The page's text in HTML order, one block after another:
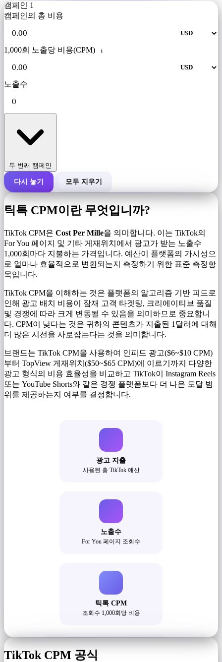
캠페인 1
캠페인의 총 비용
1,000회 노출당 비용(CPM) i
노출수
두 번째 캠페인
캠페인의 총 비용
노출수
다시 놓기 모두 지우기
틱톡 CPM이란 무엇입니까?
TikTok CPM은 Cost Per Mille을 의미합니다. 이는 TikTok의
For You 페이지 및 기타 게재위치에서 ​​광고가 받는 노출수
1,000회마다 지불하는 가격입니다. 예산이 플랫폼의 가시성으
로 얼마나 효율적으로 변환되는지 측정하기 위한 표준 측정항
목입니다.
TikTok CPM을 이해하는 것은 플랫폼의 알고리즘 기반 피드로
인해 광고 배치 비용이 잠재 고객 타겟팅, 크리에이티브 품질
및 경쟁에 따라 크게 변동될 수 있음을 의미하므로 중요합니
다. CPM이 낮다는 것은 귀하의 콘텐츠가 지출된 1달러에 대해
더 많은 시선을 사로잡는다는 것을 의미합니다.
브랜드는 TikTok CPM을 사용하여 인피드 광고($6~$10 CPM)
부터 TopView 게재위치($50~$65 CPM)에 이르기까지 다양한
광고 형식의 비용 효율성을 비교하고 TikTok이 Instagram Reels
또는 YouTube Shorts와 같은 경쟁 플랫폼보다 더 나은 도달 범
위를 제공하는지 여부를 결정합니다.
광고 지출
사용된 총 TikTok 예산
노출수
For You 페이지 조회수
틱톡 CPM
조회수 1,000회당 비용
TikTok CPM 공식